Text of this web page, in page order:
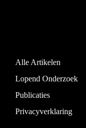
Alle Artikelen
Lopend Onderzoek
Publicaties
Privacyverklaring